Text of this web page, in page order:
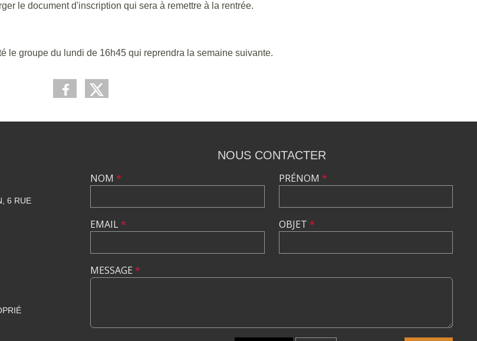
le document d'inscription qui sera à remettre à la rentrée.
le groupe du lundi de 16h45 qui reprendra la semaine suivante.
6 RUE
NOUS CONTACTER
NOM *
EMAIL*
PRÉNOM *
OBJET *
MESSAGE *